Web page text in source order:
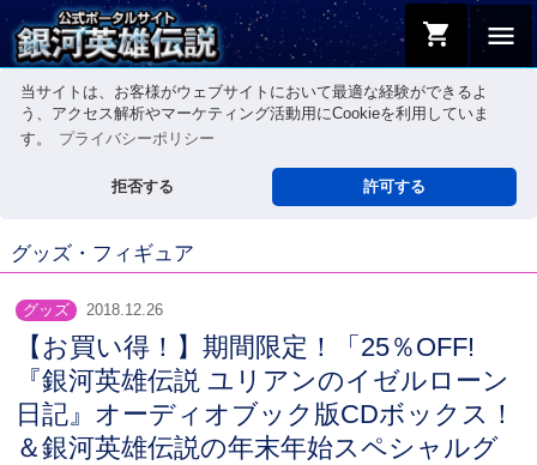
当サイトは、お客様がウェブサイトにおいて最適な経験ができるよ
う、アクセス解析やマーケティング活動用にCookieを利用していま
す。
プライバシーポリシー
拒否する 許可する
menu
shopping_cart
グッズ・フィギュア
グッズ 2018.12.26
【お買い得！】期間限定！「25％OFF!
『銀河英雄伝説 ユリアンのイゼルローン
日記』オーディオブック版CDボックス！
＆銀河英雄伝説の年末年始スペシャルグ